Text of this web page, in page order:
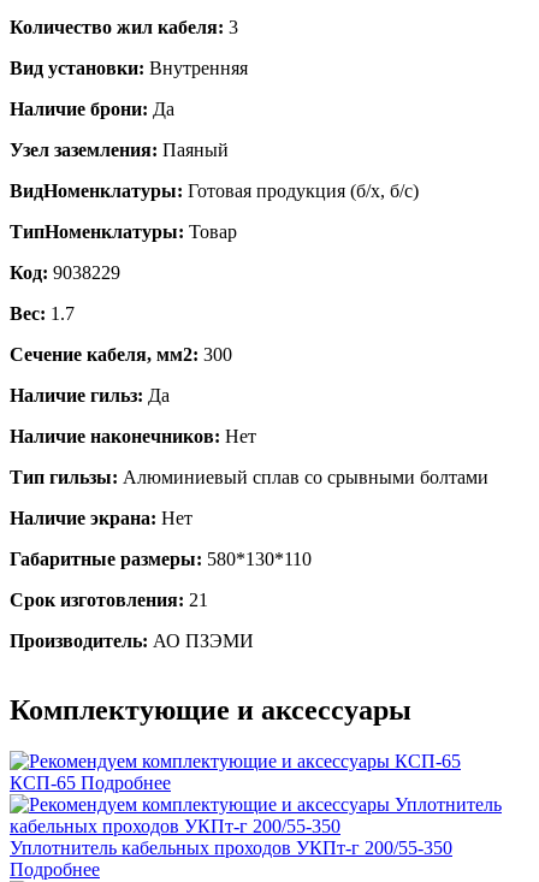
Количество жил кабеля: 3
Вид установки: Внутренняя
Наличие брони: Да
Узел заземления: Паяный
ВидНоменклатуры: Готовая продукция (б/х, б/с)
ТипНоменклатуры: Товар
Код: 9038229
Вес: 1.7
Сечение кабеля, мм2: 300
Наличие гильз: Да
Наличие наконечников: Нет
Тип гильзы: Алюминиевый сплав со срывными болтами
Наличие экрана: Нет
Габаритные размеры: 580*130*110
Срок изготовления: 21
Производитель: АО ПЗЭМИ
Комплектующие и аксессуары
КСП-65 Подробнее
Уплотнитель кабельных проходов УКПт-г 200/55-350
Подробнее